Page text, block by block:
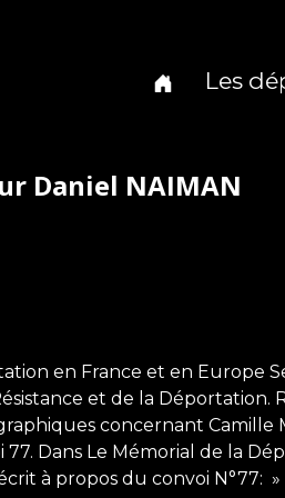
Les
Daniel NAIMAN
en France et en Europe
et de la Déportation.
concernant Camille
Dans Le Mémorial de la
à propos du convoi N°77: